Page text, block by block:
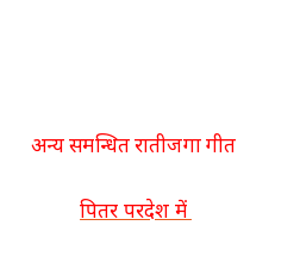
अन्य समन्धित रातीजगा गीत
पितर परदेश में